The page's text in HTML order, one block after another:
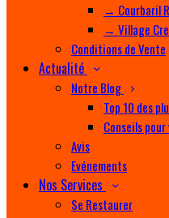
→ Courbaril
→ Village
Conditions de Vente
Actualité
Notre Blog
Top 10 des
Conseils
Avis
Evénements
Nos Services
Se Restaurer